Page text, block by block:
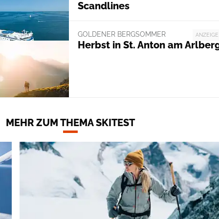
Scandlines
ANZEIGE
GOLDENER BERGSOMMER
Herbst in St. Anton am
MEHR ZUM THEMA SKITEST